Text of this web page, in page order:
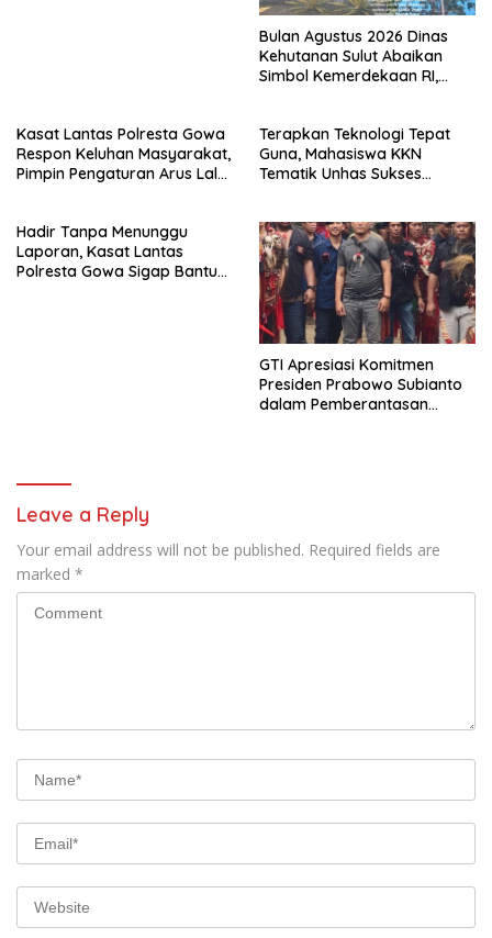
Bulan Agustus 2026 Dinas
Kehutanan Sulut Abaikan
Simbol Kemerdekaan RI,
Kasat Lantas Polresta Gowa
Respon Keluhan Masyarakat,
Pimpin Pengaturan Arus Lalu
Terapkan Teknologi Tepat
Guna, Mahasiswa KKN
Tematik Unhas Sukses
Jadi Pupuk Cair
Hadir Tanpa Menunggu
Laporan, Kasat Lantas
Polresta Gowa Sigap Bantu
GTI Apresiasi Komitmen
Presiden Prabowo Subianto
dalam Pemberantasan
Leave a Reply
Your email address will not be published. Required fields are
marked *